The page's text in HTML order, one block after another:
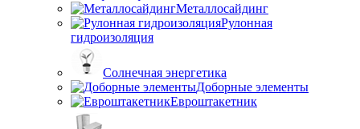
Металлосайдинг
Рулонная
гидроизоляция
Солнечная энергетика
Доборные элементы
Евроштакетник